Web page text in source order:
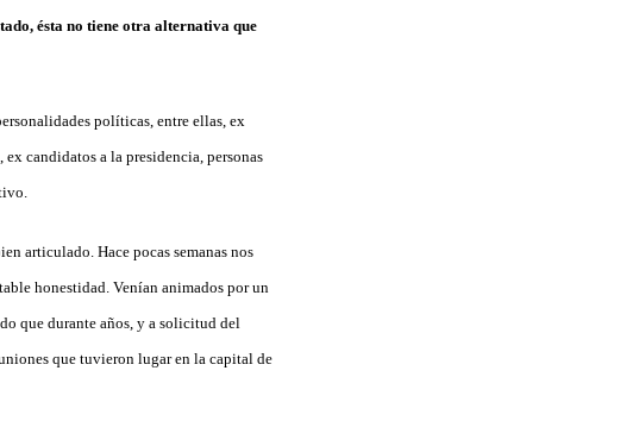
ésta no tiene otra alternativa que
políticas, entre ellas, ex
candidatos a la presidencia, personas
articulado. Hace pocas semanas nos
honestidad. Venían animados por un
que durante años, y a solicitud del
que tuvieron lugar en la capital de